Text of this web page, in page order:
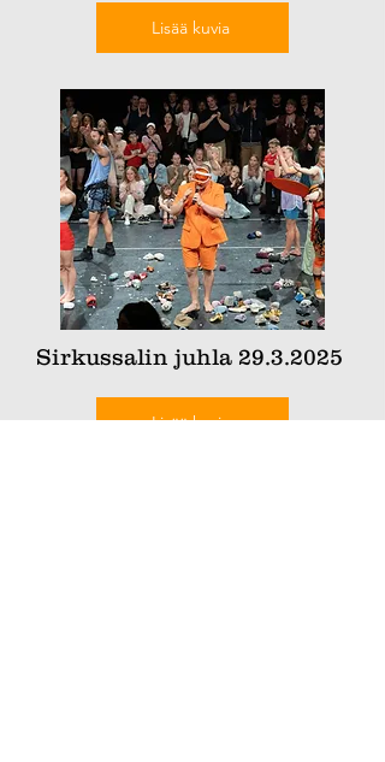
Lisää kuvia
Sirkussalin juhla 29.3.2025
Lisää kuvia